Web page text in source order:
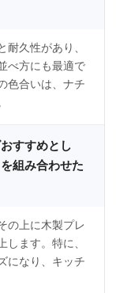
耐久性があり、
べ方にも最適で
色合いは、ナチ
すすめとし
組み合わせた
の上に木製プレ
します。特に、
になり、キッチ